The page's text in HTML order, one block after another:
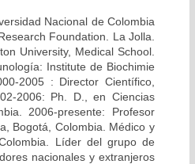
Nacional de Colombia
Foundation. La Jolla.
University, Medical School.
Institute de Biochimie
2005 : Director Científico,
2006: Ph. D., en Ciencias
2006-presente: Profesor
Bogotá, Colombia. Médico y
Líder del grupo de
nacionales y extranjeros